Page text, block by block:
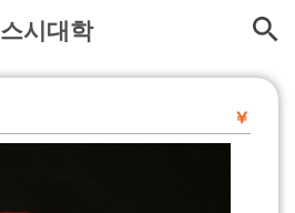
스시대학